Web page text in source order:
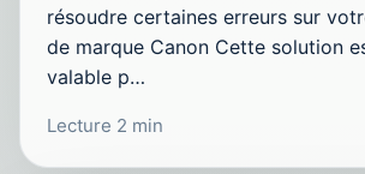
résoudre certaines erreurs sur
de marque Canon Cette solution
valable p…
Lecture 2 min